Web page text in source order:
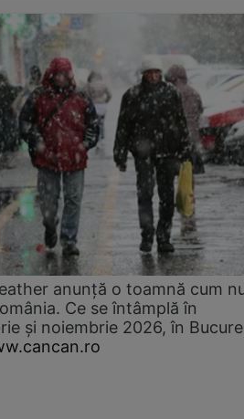
anunță o toamnă cum
Ce se întâmplă în
și noiembrie 2026, în